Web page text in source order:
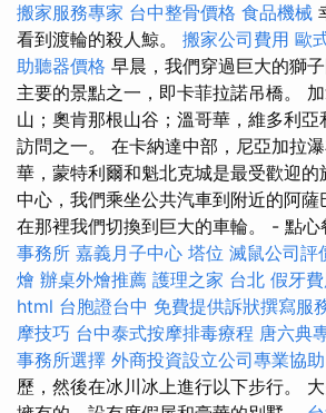
搬家服務專家 台中整骨價格 食品機械
看到渡輪的殺人鯨。 搬家公司費用 歐
助聽器價格 早晨，我們穿過巨大的獅
主要的景點之一，即卡菲拉諾吊橋。
山；奧肯那根山谷；溫哥華，維多利
訪問之一。 在卡納達中部，尼亞加拉
華，蒙特利爾和魁北克城是最受歡迎
中心，我們乘坐公共汽車到附近的阿薩
在那裡我們切換到巨大的車輪。 - 點心
事務所 嘉義月子中心 塔位 滅鼠公司評
燴 辦桌外燴推薦 護理之家 台北 假牙
html 台胞證台中 免費提供訴狀撰寫服
摩技巧 台中泰式按摩排毒療程 唐六典
事務所選擇 外商投資設立公司專業協助
歷，然後在冰川冰上進行以下步行。